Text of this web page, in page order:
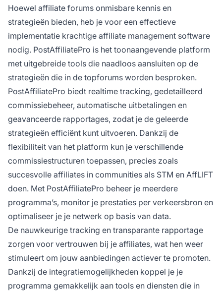
Hoewel affiliate forums onmisbare kennis en
strategieën bieden, heb je voor een effectieve
implementatie krachtige affiliate management software
nodig. PostAffiliatePro is het toonaangevende platform
met uitgebreide tools die naadloos aansluiten op de
strategieën die in de topforums worden besproken.
PostAffiliatePro biedt realtime tracking, gedetailleerd
commissiebeheer, automatische uitbetalingen en
geavanceerde rapportages, zodat je de geleerde
strategieën efficiënt kunt uitvoeren. Dankzij de
flexibiliteit van het platform kun je verschillende
commissiestructuren toepassen, precies zoals
succesvolle affiliates in communities als STM en AffLIFT
doen. Met PostAffiliatePro beheer je meerdere
programma’s, monitor je prestaties per verkeersbron en
optimaliseer je je netwerk op basis van data.
De nauwkeurige tracking en transparante rapportage
zorgen voor vertrouwen bij je affiliates, wat hen weer
stimuleert om jouw aanbiedingen actiever te promoten.
Dankzij de integratiemogelijkheden koppel je je
programma gemakkelijk aan tools en diensten die in